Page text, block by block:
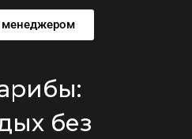
менеджером
без